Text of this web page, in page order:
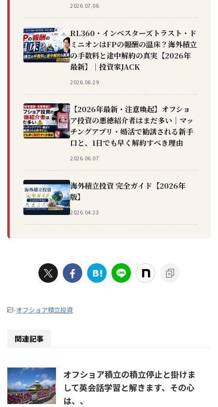
2026.07.06
RL360・インベスターズトラスト・ド
ミニオンはFPの報酬の温床？海外積立
の手数料と途中解約の真実【2026年
最新】｜投資家JACK
2026.06.29
【2026年最新・注意喚起】オフショ
ア投資の悪徳紹介者はまだ多い｜マッ
チングアプリ・婚活で勧誘される新手
口と、1日でも早く解約すべき理由
2026.06.07
海外積立投資 完全ガイド【2026年
版】
2026.04.23
-オフショア積立投資
関連記事
オフショア積立の積立停止と掛けま
して英会話学習と解きます、その心
は、、